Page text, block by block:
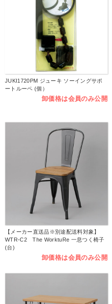
JUKI1720PM ジューキ ソーイングサポ
ートルーペ (個）
卸価格は会員のみ公開
【メーカー直送品※別途配送料対象】
WTR-C2 The WorktuRe 一息つく椅子
(台)
卸価格は会員のみ公開